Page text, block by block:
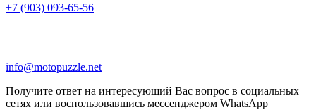
+7 (903) 093-65-56
info@motopuzzle.net
Получите ответ на интересующий Вас вопрос в социальных
сетях или воспользовавшись мессенджером WhatsApp